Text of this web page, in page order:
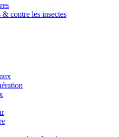
contre les insectes